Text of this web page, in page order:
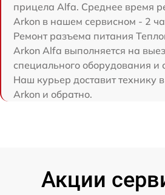
прицела Alfa. Среднее время
Arkon в нашем сервисном - 2
Ремонт разъема питания
Arkon Alfa выполняется на
специального оборудования и
Наш курьер доставит технику
Arkon и обратно.
Акции